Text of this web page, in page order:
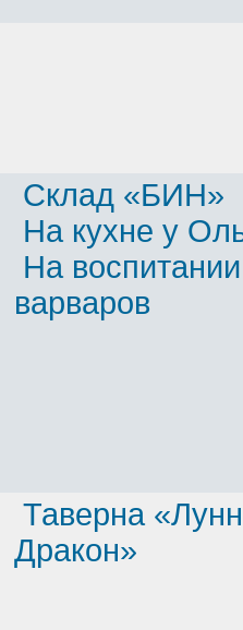
Склад «БИН»
На кухне у
На
варваров
Таверна
Дракон»